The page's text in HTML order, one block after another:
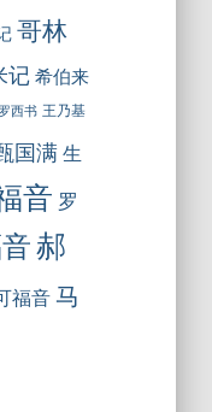
哥林
记 希伯来
西书 王乃基
国满 生
音 罗
郝
福音 马